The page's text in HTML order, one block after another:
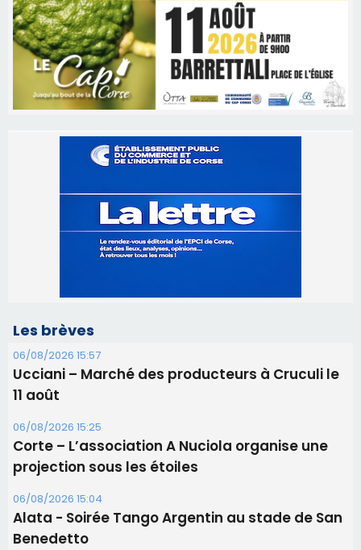
Les brèves
06/08/2026 15:57
Ucciani – Marché des producteurs à Cruculi le
11 août
06/08/2026 15:25
Corte – L’association A Nuciola organise une
projection sous les étoiles
06/08/2026 15:04
Alata - Soirée Tango Argentin au stade de San
Benedetto